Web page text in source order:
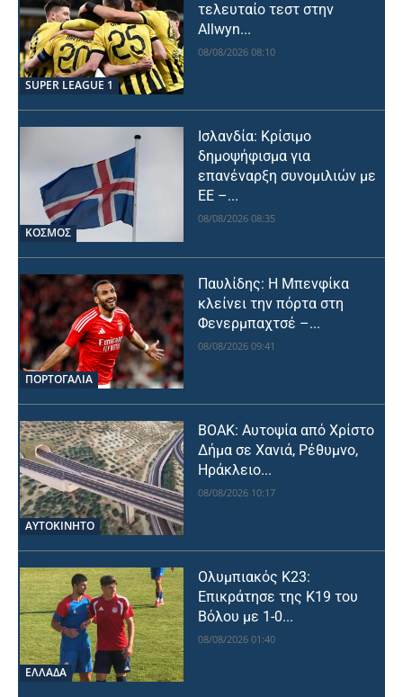
SUPER LEAGUE 1
τελευταίο τεστ στην
Allwyn...
08/08/2026 08:10
ΚΟΣΜΟΣ
Ισλανδία: Κρίσιμο
δημοψήφισμα για
επανέναρξη συνομιλιών με
ΕΕ –...
08/08/2026 08:35
ΠΟΡΤΟΓΑΛΙΑ
Παυλίδης: Η Μπενφίκα
κλείνει την πόρτα στη
Φενερμπαχτσέ –...
08/08/2026 09:41
ΑΥΤΟΚΙΝΗΤΟ
ΒΟΑΚ: Αυτοψία από Χρίστο
Δήμα σε Χανιά, Ρέθυμνο,
Ηράκλειο...
08/08/2026 10:17
ΕΛΛΑΔΑ
Ολυμπιακός Κ23:
Επικράτησε της Κ19 του
Βόλου με 1-0...
08/08/2026 01:40